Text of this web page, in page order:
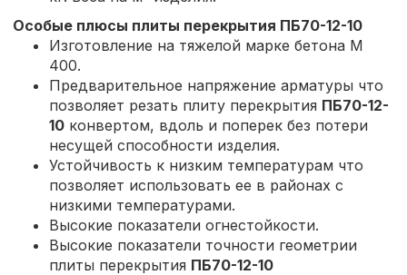
Особые плюсы плиты перекрытия ПБ70-12-10
Изготовление на тяжелой марке бетона М
400.
Предварительное напряжение арматуры что
позволяет резать плиту перекрытия ПБ70-12-
10 конвертом, вдоль и поперек без потери
несущей способности изделия.
Устойчивость к низким температурам что
позволяет использовать ее в районах с
низкими температурами.
Высокие показатели огнестойкости.
Высокие показатели точности геометрии
плиты перекрытия ПБ70-12-10